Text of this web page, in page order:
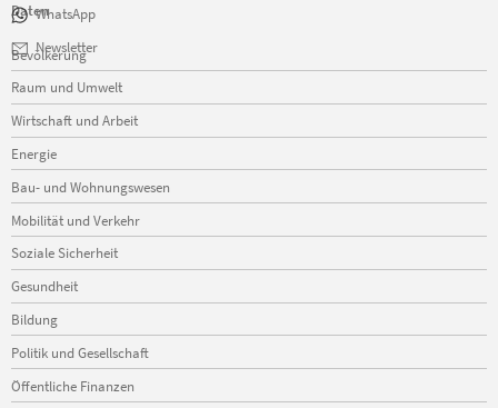
WhatsApp
Newsletter
Daten
Navigation
überspringen
Bevölkerung
Raum und Umwelt
Wirtschaft und Arbeit
Energie
Bau- und Wohnungswesen
Mobilität und Verkehr
Soziale Sicherheit
Gesundheit
Bildung
Politik und Gesellschaft
Öffentliche Finanzen